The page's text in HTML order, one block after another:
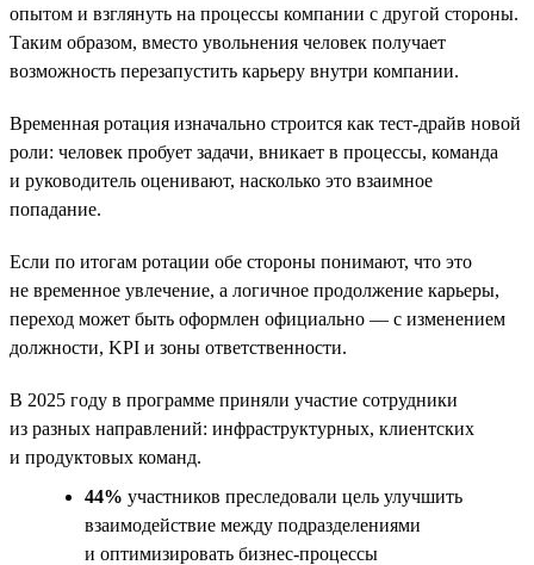
опытом и взглянуть на процессы компании с другой стороны.
Таким образом, вместо увольнения человек получает
возможность перезапустить карьеру внутри компании.
Временная ротация изначально строится как тест-драйв новой
роли: человек пробует задачи, вникает в процессы, команда
и руководитель оценивают, насколько это взаимное
попадание.
Если по итогам ротации обе стороны понимают, что это
не временное увлечение, а логичное продолжение карьеры,
переход может быть оформлен официально — с изменением
должности, KPI и зоны ответственности.
В 2025 году в программе приняли участие сотрудники
из разных направлений: инфраструктурных, клиентских
и продуктовых команд.
44% участников преследовали цель улучшить
взаимодействие между подразделениями
и оптимизировать бизнес-процессы